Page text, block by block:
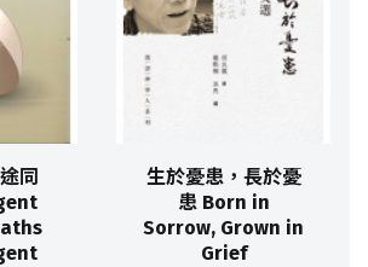
同
生於憂患，長於憂
患 Born in
Sorrow, Grown in
Grief